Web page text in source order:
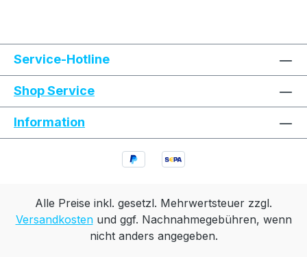
Service-Hotline
Shop Service
Information
Alle Preise inkl. gesetzl. Mehrwertsteuer zzgl.
Versandkostenund ggf. Nachnahmegebühren, wenn
nicht anders angegeben.
Text vergrößern Hochkontrastmodus
Farben invertieren
Niedrige Sättigung
Animationen stoppen Überschriften hervorheben
Großer Cursor Leseführung